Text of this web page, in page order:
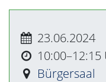
23.06.2024
10:00–12:15
Bürgersaal